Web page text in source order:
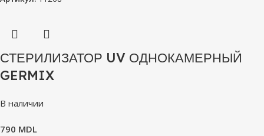
СТЕРИЛИЗАТОР UV ОДНОКАМЕРНЫЙ
GERMIX
В наличии
790 MDL